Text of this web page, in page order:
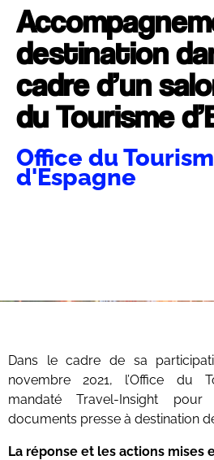
destination
cadre d’un
du Tourisme
Office du
d'Espagne
Dans le cadre de sa
novembre 2021, l’Office du
mandaté Travel-Insight pour
documents presse à destination
La réponse et les actions mises